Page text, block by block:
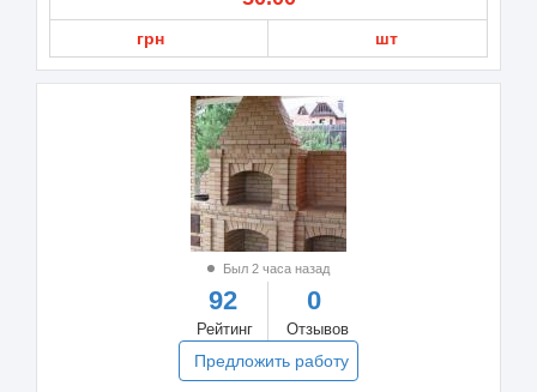
грн шт
Был 2 часа назад
92
Рейтинг
0
Отзывов
Предложить работу